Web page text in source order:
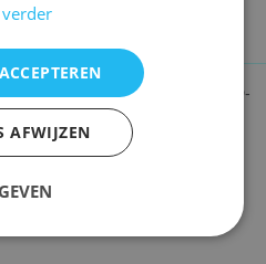
ah59-00092m
DVD-
ah59-00092m DVD-
verder
AFWIJZEN